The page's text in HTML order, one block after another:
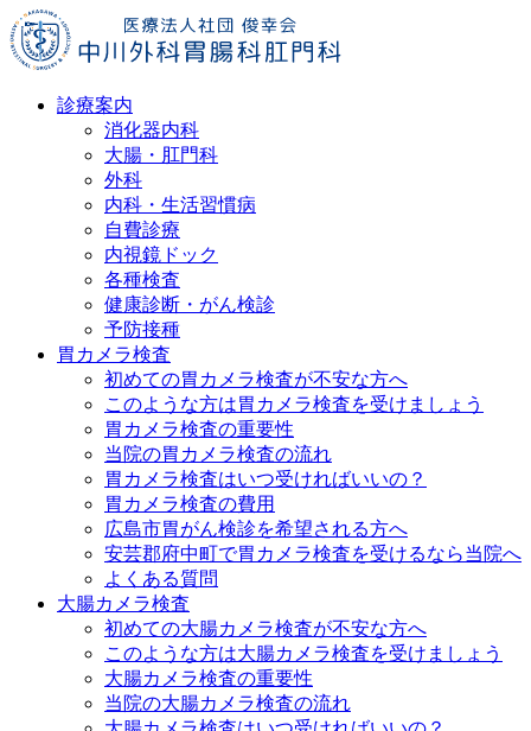
診療案内
消化器内科
大腸・肛門科
外科
内科・生活習慣病
自費診療
内視鏡ドック
各種検査
健康診断・がん検診
予防接種
胃カメラ検査
初めての胃カメラ検査が不安な方へ
このような方は胃カメラ検査を受けましょう
胃カメラ検査の重要性
当院の胃カメラ検査の流れ
胃カメラ検査はいつ受ければいいの？
胃カメラ検査の費用
広島市胃がん検診を希望される方へ
安芸郡府中町で胃カメラ検査を受けるなら当院へ
よくある質問
大腸カメラ検査
初めての大腸カメラ検査が不安な方へ
このような方は大腸カメラ検査を受けましょう
大腸カメラ検査の重要性
当院の大腸カメラ検査の流れ